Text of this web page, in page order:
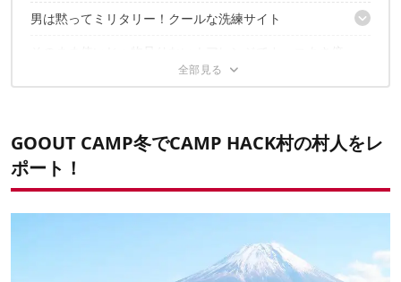
シェルター愛好家必見のライト使い
使い勝手、自然にも考慮した薪スト
男は黙ってミリタリー！クールな洗練サイト
快適性バツグン！カーミット＆スツールの贅沢使い
サイズ感とデザインが絶妙な秀逸テーブル
キャンプ料理の彩りを支える小道具！
CAMP HACKは来年もみなさんのサイトにお邪魔します！
GOOUT CAMP冬でCAMP HACK村の村人をレ
ポート！